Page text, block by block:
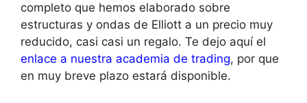
completo que hemos elaborado sobre
estructuras y ondas de Elliott a un precio muy
reducido, casi casi un regalo. Te dejo aquí el
enlace a nuestra academia de trading, por que
en muy breve plazo estará disponible.